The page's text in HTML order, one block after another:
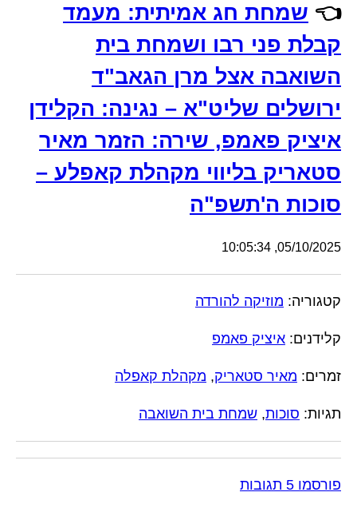
👈 שמחת חג אמיתית: מעמד
קבלת פני רבו ושמחת בית
השואבה אצל מרן הגאב"ד
ירושלים שליט"א – נגינה: הקלידן
איציק פאמפ, שירה: הזמר מאיר
סטאריק בליווי מקהלת קאפלע –
סוכות ה'תשפ"ה
05/10/2025, 10:05:34
קטגוריה: מוזיקה להורדה
קלידנים: איציק פאמפ
זמרים: מאיר סטאריק, מקהלת קאפלה
תגיות: סוכות, שמחת בית השואבה
פורסמו 5 תגובות